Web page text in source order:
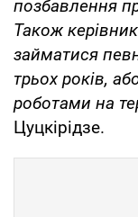
позбавлення
Також
займатися
трьох років,
роботами на
Цуцкірідзе.